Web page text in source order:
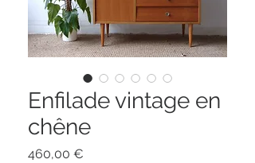
Enfilade vintage en
chêne
460,00 €